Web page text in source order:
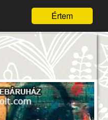
Értem